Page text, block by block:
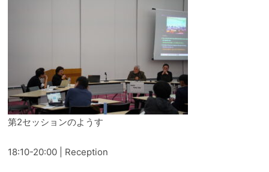
第2セッションのようす
18:10-20:00 | Reception